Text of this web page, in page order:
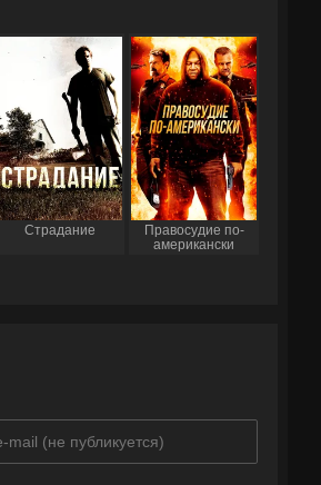
Страдание
Правосудие по-
американски